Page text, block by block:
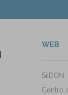
WEB
SiiDON
Centro